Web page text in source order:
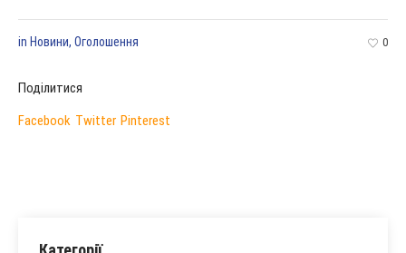
0
in Новини, Оголошення
Поділитися
Facebook Twitter Pinterest